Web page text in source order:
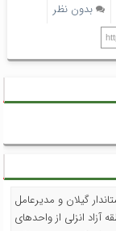
بدون نظر
گیلان و مدیرعامل
آزاد انزلی از واحدهای